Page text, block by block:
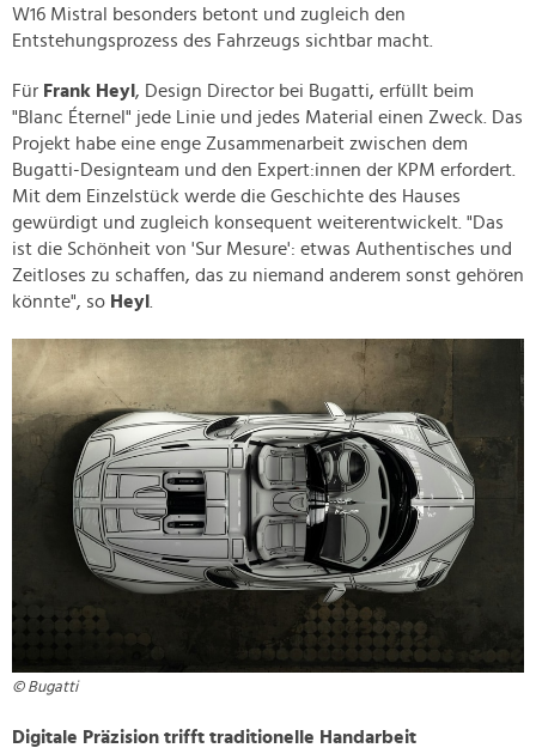
W16 Mistral besonders betont und zugleich den
Entstehungsprozess des Fahrzeugs sichtbar macht.
Für Frank Heyl , Design Director bei Bugatti, erfüllt beim
"Blanc Éternel" jede Linie und jedes Material einen Zweck. Das
Projekt habe eine enge Zusammenarbeit zwischen dem
Bugatti-Designteam und den Expert:innen der KPM erfordert.
Mit dem Einzelstück werde die Geschichte des Hauses
gewürdigt und zugleich konsequent weiterentwickelt. "Das
ist die Schönheit von 'Sur Mesure': etwas Authentisches und
Zeitloses zu schaffen, das zu niemand anderem sonst gehören
könnte", so Heyl .
© Bugatti
Digitale Präzision trifft traditionelle Handarbeit